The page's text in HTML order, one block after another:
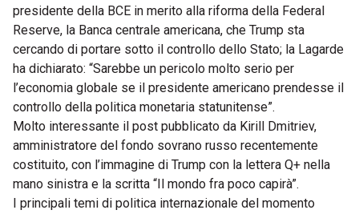
presidente della BCE in merito alla riforma della Federal
Reserve, la Banca centrale americana, che Trump sta
cercando di portare sotto il controllo dello Stato; la Lagarde
ha dichiarato: “Sarebbe un pericolo molto serio per
l’economia globale se il presidente americano prendesse il
controllo della politica monetaria statunitense”.
Molto interessante il post pubblicato da Kirill Dmitriev,
amministratore del fondo sovrano russo recentemente
costituito, con l’immagine di Trump con la lettera Q+ nella
mano sinistra e la scritta “Il mondo fra poco capirà”.
I principali temi di politica internazionale del momento